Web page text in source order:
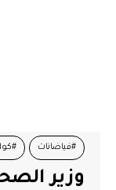
#فياضانات
وزير